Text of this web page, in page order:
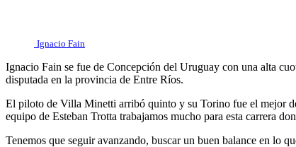
Ignacio Fain
Ignacio Fain se fue de Concepción del Uruguay con una alta
disputada en la provincia de Entre Ríos.
El piloto de Villa Minetti arribó quinto y su Torino fue el mejor
equipo de Esteban Trotta trabajamos mucho para esta carrera
Tenemos que seguir avanzando, buscar un buen balance en lo